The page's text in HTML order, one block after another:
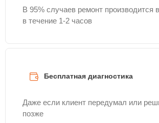
В 95% случаев ремонт производится
в течение 1-2 часов
Бесплатная диагностика
Даже если клиент передумал или
позже